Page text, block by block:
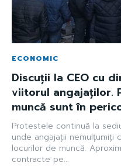
ECONOMIC
Discuții la CEO cu
viitorul angajaților.
muncă sunt în
Protestele continuă la
unde angajații nemulțumiți
locurilor de muncă.
contracte pe...